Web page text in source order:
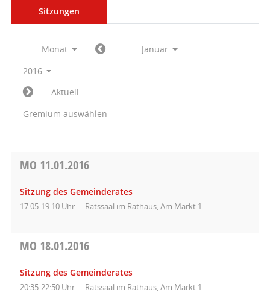
Sitzungen
Monat
Januar
2016
Aktuell
Gremium auswählen
MO 11.01.2016
Sitzung des Gemeinderates
17:05-19:10 Uhr Ratssaal im Rathaus, Am Markt 1
MO 18.01.2016
Sitzung des Gemeinderates
20:35-22:50 Uhr Ratssaal im Rathaus, Am Markt 1